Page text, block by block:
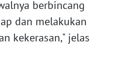
berbincang
dan melakukan
kekerasan," jelas